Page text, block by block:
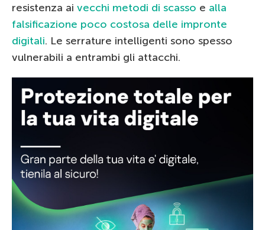
resistenza ai vecchi metodi di scasso e alla
falsificazione poco costosa delle impronte
digitali. Le serrature intelligenti sono spesso
vulnerabili a entrambi gli attacchi.